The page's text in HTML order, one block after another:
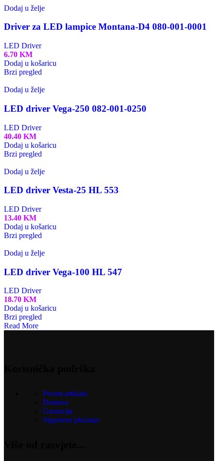
Dodaj u želje
Driver za LED lampice Montana-D4 080-001-0001
LED Driver
6.70 KM
Dodaj u košaricu
Brzi pregled
Dodaj u želje
LED driver Vega-250 082-001-0250
LED Driver
40.40 KM
Dodaj u košaricu
Brzi pregled
Dodaj u želje
LED driver Vesta-25 HL 553
LED Driver
13.40 KM
Dodaj u košaricu
Brzi pregled
Dodaj u želje
LED driver Vega-100 HL 547
LED Driver
18.70 KM
Dodaj u košaricu
Brzi pregled
Read More
Povrat artikala
Dostava
Garancija
Sigurnost plaćanja